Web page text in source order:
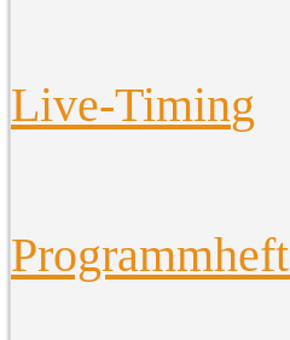
Live-Timing
Programmheft